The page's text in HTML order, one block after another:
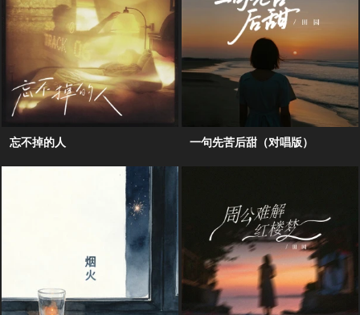
忘不掉的人 一句先苦后甜（对唱版）